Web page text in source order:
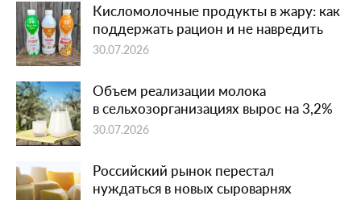
Кисломолочные продукты в жару: как
поддержать рацион и не навредить
30.07.2026
Объем реализации молока
в сельхозорганизациях вырос на 3,2%
30.07.2026
Российский рынок перестал
нуждаться в новых сыроварнях